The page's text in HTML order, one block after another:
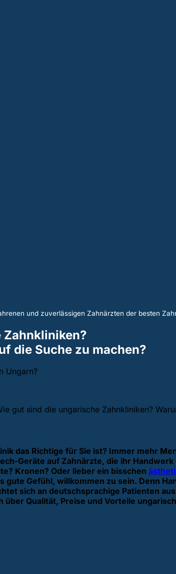
und zuverlässigen Zahnärzten der besten
Zahnkliniken?
die Suche zu machen?
Ungarn?
gut sind die ungarische Zahnkliniken?
das Richtige für Sie ist? Immer mehr
Geräte auf Zahnärzte, die ihr
Kronen? Oder lieber ein bisschen
gute Gefühl, willkommen zu sein. Denn
sich an deutschsprachige Patienten
über Qualität, Preise und Vorteile